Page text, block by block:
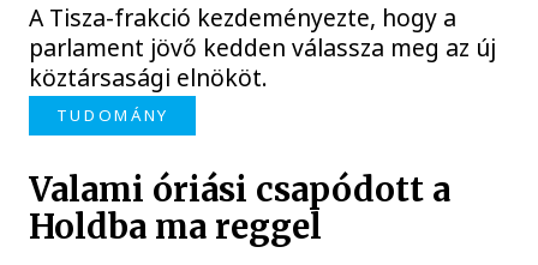
A Tisza-frakció kezdeményezte, hogy a
parlament jövő kedden válassza meg az új
köztársasági elnököt.
TUDOMÁNY
Valami óriási csapódott a
Holdba ma reggel